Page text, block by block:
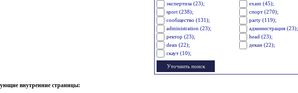
экспертиза (23);
exam (45);
sport (238);
спорт (270);
сообщество (131);
party (119);
administration (23);
администрация (23);
ректор (23);
head (23);
dean (22);
декан (22);
скаут (10);
внутренние страницы: